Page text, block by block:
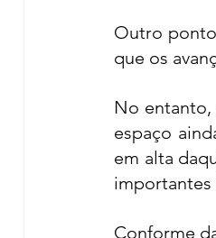
Outro
que os
No
espaço
em alta
importantes
Conforme